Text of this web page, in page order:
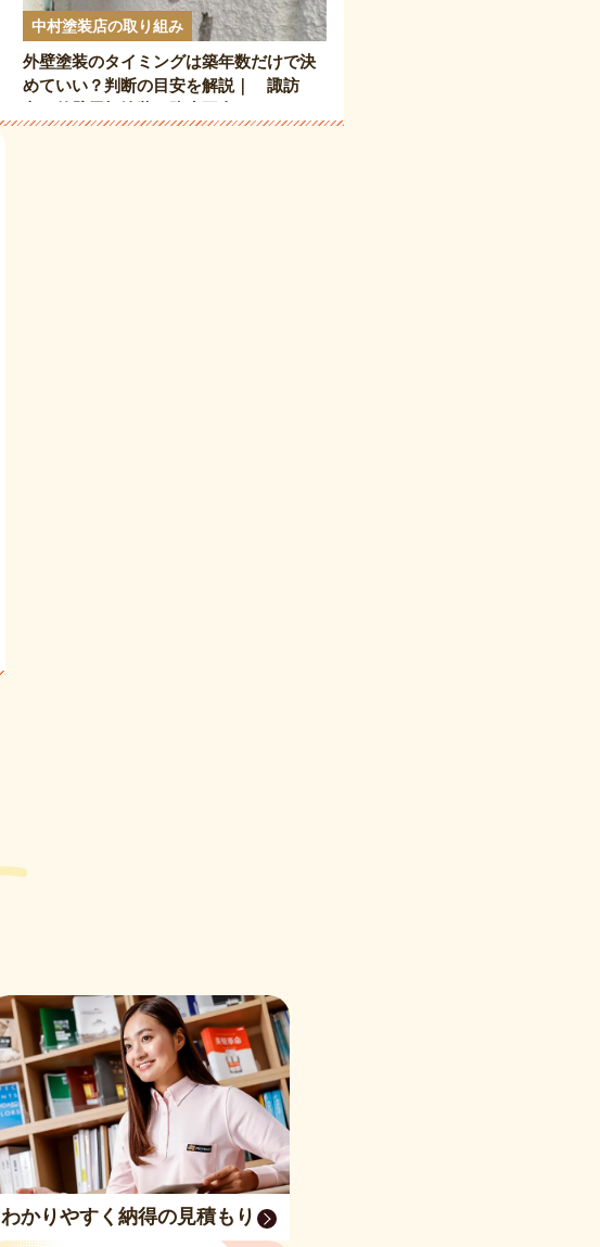
中村塗装店の取り組み
外壁塗装のタイミングは築年数だけで決
めていい？判断の目安を解説｜ 諏訪
わかりやすく納得の見積もり